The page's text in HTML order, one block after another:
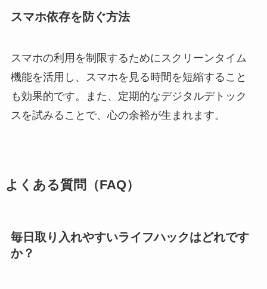
スマホ依存を防ぐ方法
スマホの利用を制限するためにスクリーンタイム
機能を活用し、スマホを見る時間を短縮すること
も効果的です。また、定期的なデジタルデトック
スを試みることで、心の余裕が生まれます。
よくある質問（FAQ）
毎日取り入れやすいライフハックはどれです
か？